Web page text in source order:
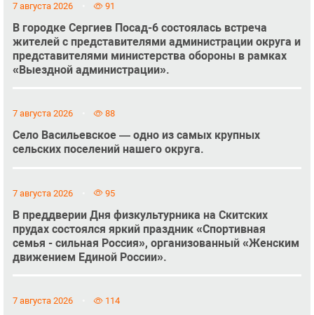
7 августа 2026 91
В городке Сергиев Посад-6 состоялась встреча
жителей с представителями администрации округа и
представителями министерства обороны в рамках
«Выездной администрации».
7 августа 2026 88
Село Васильевское — одно из самых крупных
сельских поселений нашего округа.
7 августа 2026 95
В преддверии Дня физкультурника на Скитских
прудах состоялся яркий праздник «Спортивная
семья - сильная Россия», организованный «Женским
движением Единой России».
7 августа 2026 114